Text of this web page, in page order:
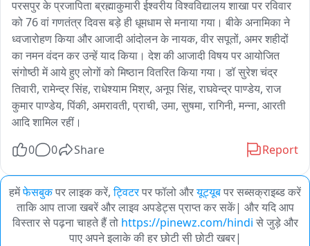
परसपुर के प्रजापिता ब्रह्माकुमारी ईश्वरीय विश्वविद्यालय शाखा पर रविवार
को 76 वां गणतंत्र दिवस बड़े ही धूमधाम से मनाया गया। बीके अनामिका ने
ध्वजारोहण किया और आजादी आंदोलन के नायक, वीर सपूतों, अमर शहीदों
का नमन वंदन कर उन्हें याद किया। देश की आजादी विषय पर आयोजित
संगोष्ठी में आये हुए लोगों को मिष्ठान वितरित किया गया। डॉ सुरेश चंद्र
तिवारी, रामेन्द्र सिंह, राधेश्याम मिश्र, अनूप सिंह, राघवेन्द्र पाण्डेय, राज
कुमार पाण्डेय, पिंकी, अमरावती, प्राची, उमा, सुषमा, रागिनी, मन्ना, आरती
आदि शामिल रहीं।
0
0 Share Report
हमेंफेसबुकपर लाइक करें, ट्विटरपर फॉलो औरयूट्यूबपर सब्सक्राइब्ड करें
ताकि आप ताजा खबरें और लाइव अपडेट्स प्राप्त कर सकें| और यदि आप
विस्तार से पढ़ना चाहते हैं तो https://pinewz.com/hindi से जुड़े और
पाए अपने इलाके की हर छोटी सी छोटी खबर|